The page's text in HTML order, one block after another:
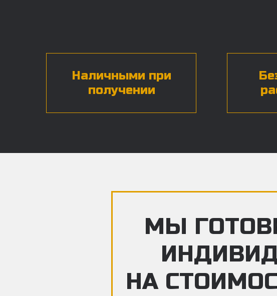
Наличными при
получении
МЫ
НА